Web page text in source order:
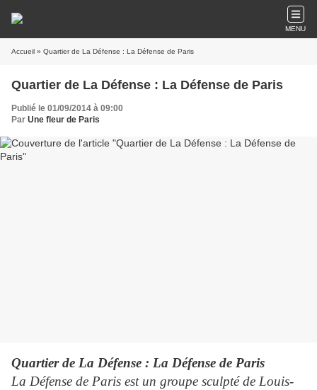
MENU
Accueil » Quartier de La Défense : La Défense de Paris
Quartier de La Défense : La Défense de Paris
Publié le 01/09/2014 à 09:00
Par Une fleur de Paris
Quartier de La Défense : La Défense de Paris
La Défense de Paris est un groupe sculpté de Louis-